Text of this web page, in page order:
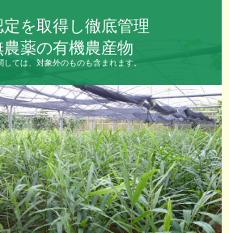
定を取得し徹底管理
農薬の有機農産物
ては、対象外のものも含まれます。